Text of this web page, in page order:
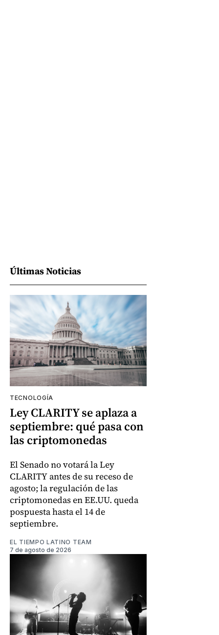
Últimas Noticias
TECNOLOGÍA
Ley CLARITY se aplaza a
septiembre: qué pasa con
las criptomonedas
El Senado no votará la Ley
CLARITY antes de su receso de
agosto; la regulación de las
criptomonedas en EE.UU. queda
pospuesta hasta el 14 de
septiembre.
EL TIEMPO LATINO TEAM
7 de agosto de 2026